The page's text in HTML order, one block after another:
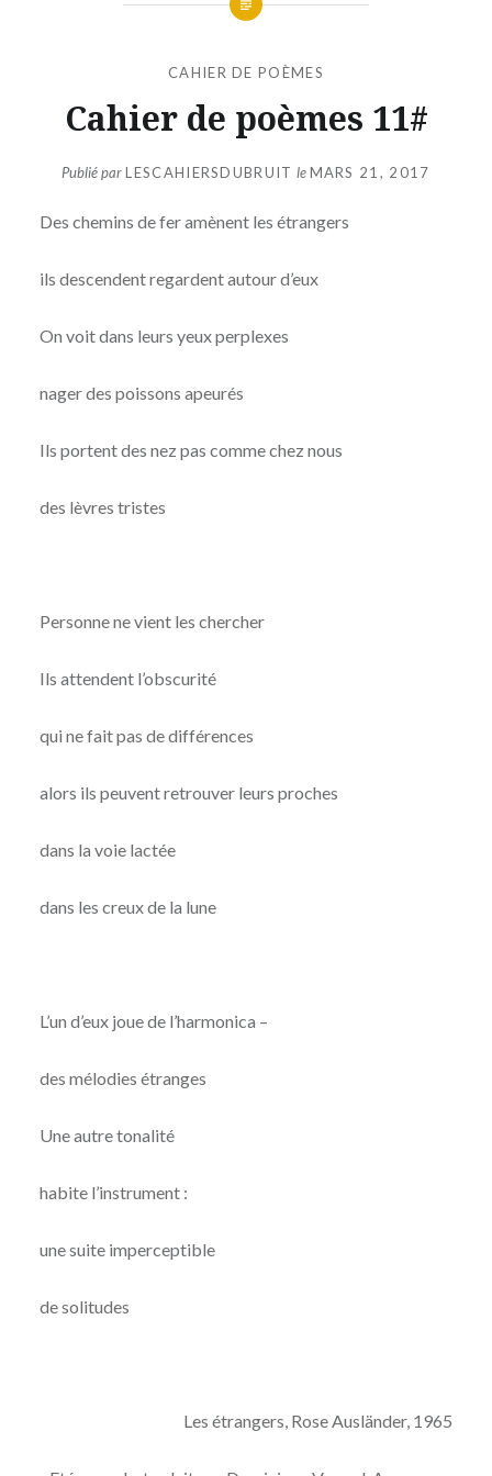
CAHIER DE POÈMES
Cahier de poèmes 11#
Publié parLESCAHIERSDUBRUIT leMARS 21, 2017
Des chemins de fer amènent les étrangers
ils descendent regardent autour d’eux
On voit dans leurs yeux perplexes
nager des poissons apeurés
Ils portent des nez pas comme chez nous
des lèvres tristes
Personne ne vient les chercher
Ils attendent l’obscurité
qui ne fait pas de différences
alors ils peuvent retrouver leurs proches
dans la voie lactée
dans les creux de la lune
L’un d’eux joue de l’harmonica –
des mélodies étranges
Une autre tonalité
habite l’instrument :
une suite imperceptible
de solitudes
Les étrangers, Rose Ausländer, 1965